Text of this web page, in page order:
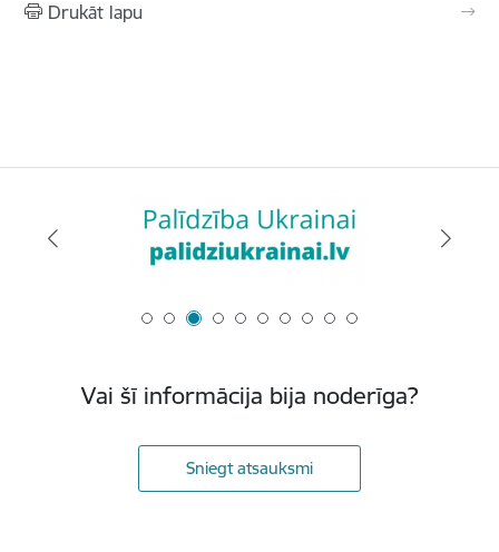
Drukāt lapu
Vai šī informācija bija noderīga?
Sniegt atsauksmi